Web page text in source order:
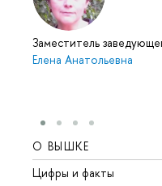
Заместитель
Елена Анатольевна
О ВЫШКЕ
Цифры и факты